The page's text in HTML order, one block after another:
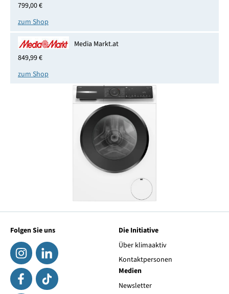
799,00 €
zum Shop
Media Markt.at
849,99 €
zum Shop
Folgen Sie uns
Die Initiative
Über klimaaktiv
Kontaktpersonen
Medien
Newsletter